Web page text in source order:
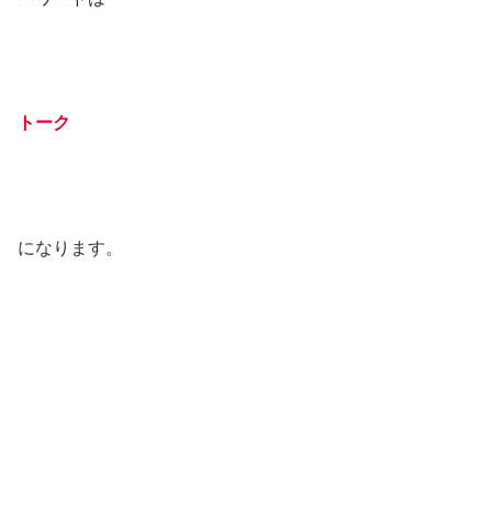
トーク
になります。